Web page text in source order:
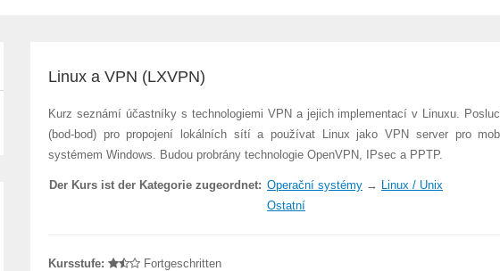
Linux a VPN (LXVPN)
Kurz seznámí účastníky s technologiemi VPN a jejich implementací v Linuxu.
(bod-bod) pro propojení lokálních sítí a používat Linux jako VPN server pro
systémem Windows. Budou probrány technologie OpenVPN, IPsec a PPTP.
Der Kurs ist der Kategorie zugeordnet: Operační systémy→ Linux / Unix
Ostatní
Kursstufe: Fortgeschritten